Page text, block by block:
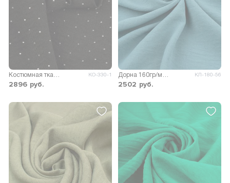
КО-330-1
2896 руб.
КЛ-180-56
2502 руб.